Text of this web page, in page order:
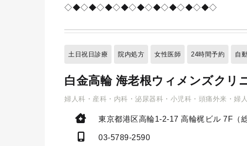
◇◆◇◆◇◆◇◆◇◆◇◆◇◆◇◆◇◆◇
土日祝日診療 院内処方 女性医師 24時間予約 自
白金高輪 海老根ウィメンズクリ
婦人科・産科・内科・泌尿器科・小児科・頭痛外来・婦
東京都港区高輪1-2-17 高輪梶ビル 7F（
03-5789-2590